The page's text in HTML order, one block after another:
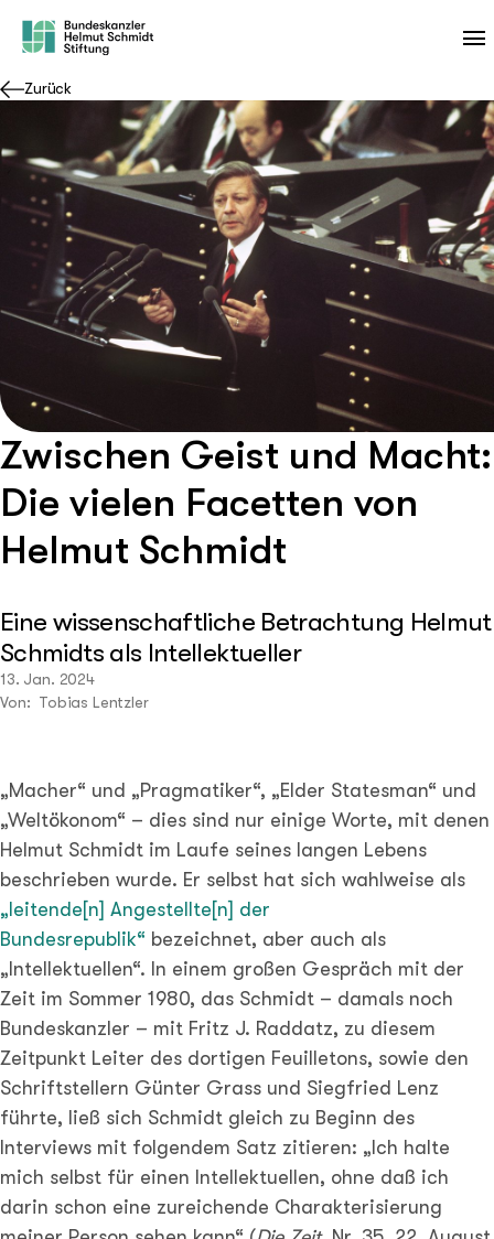
Zurück
Zwischen Geist und Macht:
Die vielen Facetten von
Helmut Schmidt
Eine wissenschaftliche Betrachtung Helmut
Schmidts als Intellektueller
13. Jan. 2024
Von: Tobias Lentzler
„Macher“ und „Pragmatiker“, „Elder Statesman“ und
„Weltökonom“ – dies sind nur einige Worte, mit denen
Helmut Schmidt im Laufe seines langen Lebens
beschrieben wurde. Er selbst hat sich wahlweise als
„leitende[n] Angestellte[n] der
Bundesrepublik“ bezeichnet, aber auch als
„Intellektuellen“. In einem großen Gespräch mit der
Zeit im Sommer 1980, das Schmidt – damals noch
Bundeskanzler – mit Fritz J. Raddatz, zu diesem
Zeitpunkt Leiter des dortigen Feuilletons, sowie den
Schriftstellern Günter Grass und Siegfried Lenz
führte, ließ sich Schmidt gleich zu Beginn des
Interviews mit folgendem Satz zitieren: „Ich halte
mich selbst für einen Intellektuellen, ohne daß ich
darin schon eine zureichende Charakterisierung